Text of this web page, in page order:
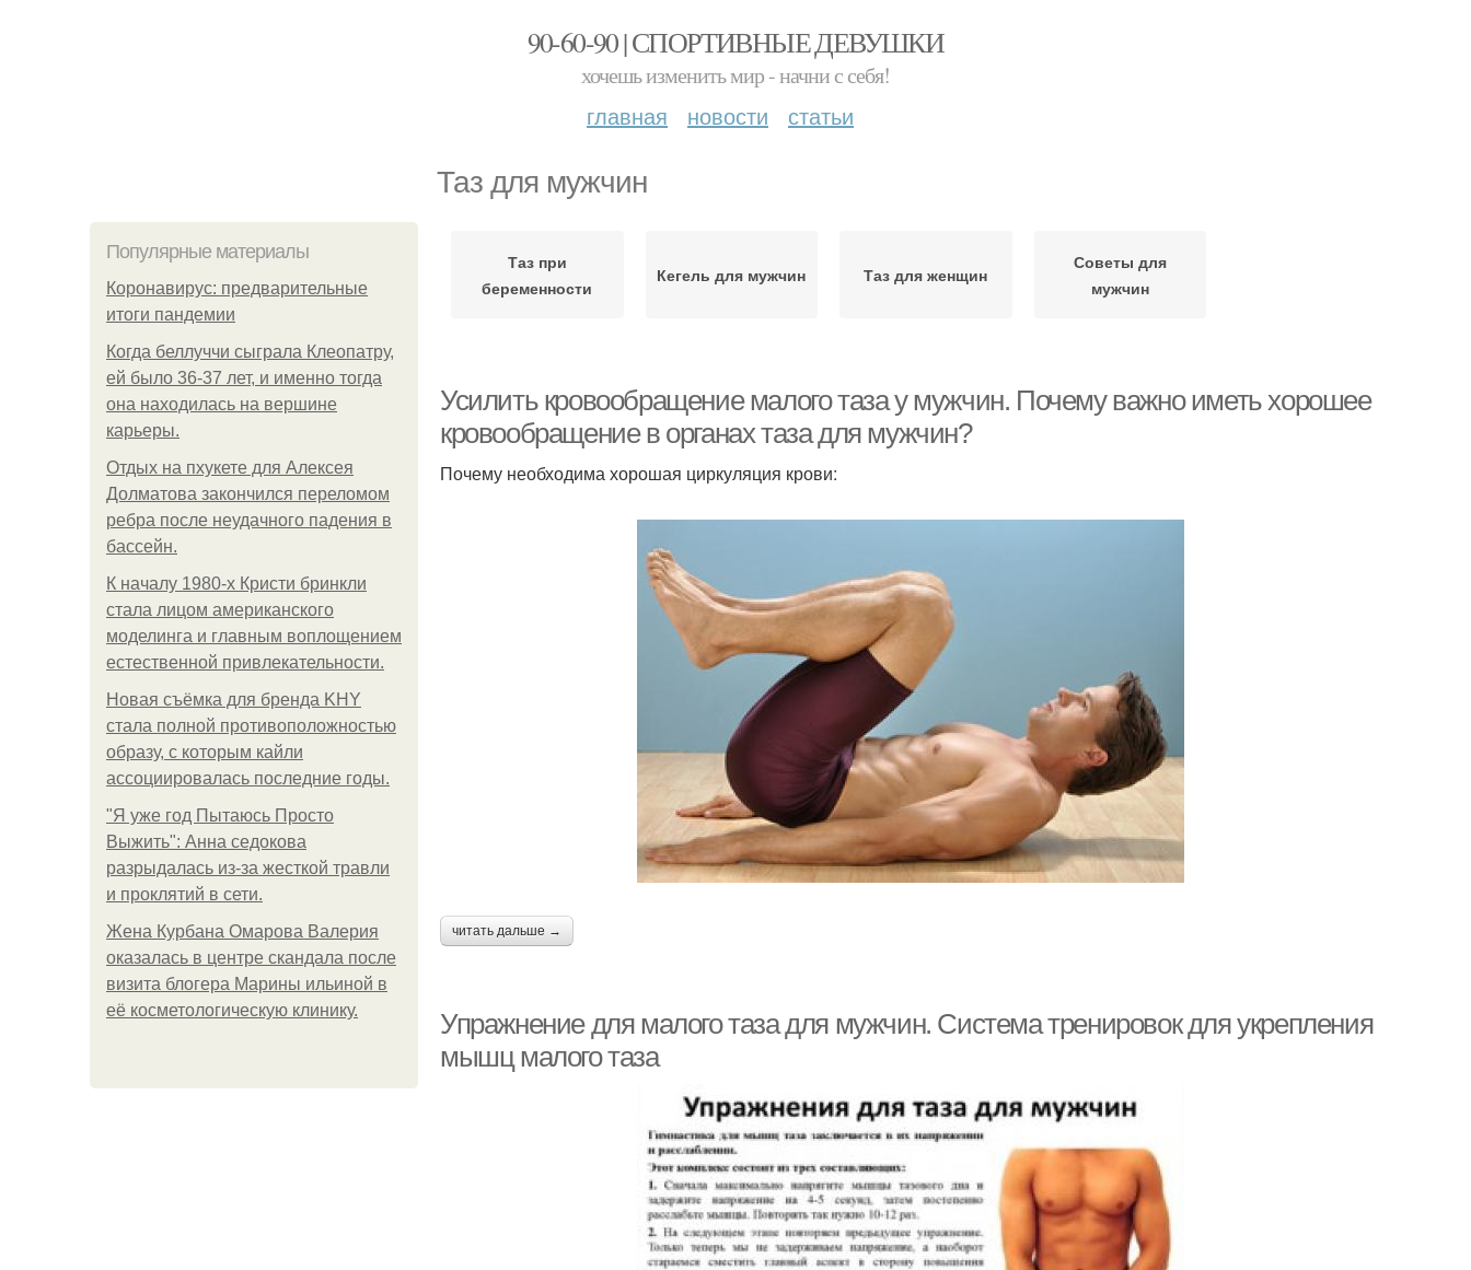
90-60-90 | СПОРТИВНЫЕ ДЕВУШКИ
хочешь изменить мир - начни с себя!
главная новости статьи
Таз для мужчин
Популярные материалы
Коронавирус: предварительные
итоги пандемии
Когда беллуччи сыграла Клеопатру,
ей было 36-37 лет, и именно тогда
она находилась на вершине
карьеры.
Отдых на пхукете для Алексея
Долматова закончился переломом
ребра после неудачного падения в
бассейн.
К началу 1980-х Кристи бринкли
стала лицом американского
моделинга и главным воплощением
естественной привлекательности.
Новая съёмка для бренда KHY
стала полной противоположностью
образу, с которым кайли
ассоциировалась последние годы.
"Я уже год Пытаюсь Просто
Выжить": Анна седокова
разрыдалась из-за жесткой травли
и проклятий в сети.
Жена Курбана Омарова Валерия
оказалась в центре скандала после
визита блогера Марины ильиной в
её косметологическую клинику.
Таз при
беременности
Кегель для мужчин Таз для женщин
Советы для
мужчин
Усилить кровообращение малого таза у мужчин. Почему важно иметь хорошее
кровообращение в органах таза для мужчин?
Почему необходима хорошая циркуляция крови:
читать дальше →
Упражнение для малого таза для мужчин. Система тренировок для укрепления
мышц малого таза